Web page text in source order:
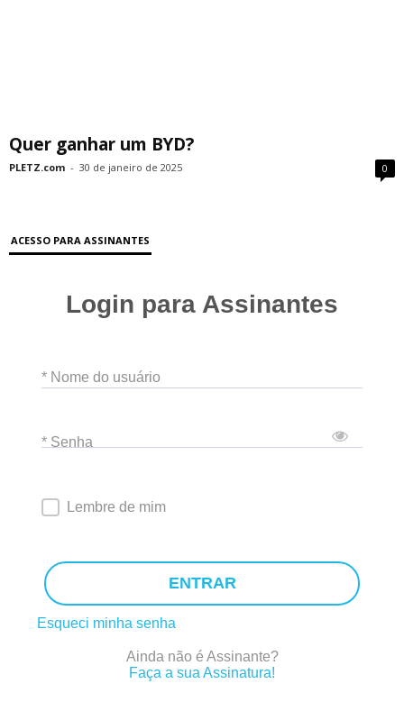
Quer ganhar um BYD?
PLETZ.com - 30 de janeiro de 2025 0
ACESSO PARA ASSINANTES
Login para Assinantes
* Nome do usuário
* Senha
Lembre de mim
ENTRAR
Esqueci minha senha
Ainda não é Assinante?
Faça a sua Assinatura!